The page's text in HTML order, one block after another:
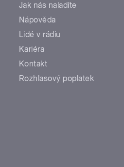
Jak nás naladíte
Nápověda
Lidé v rádiu
Kariéra
Kontakt
Rozhlasový poplatek